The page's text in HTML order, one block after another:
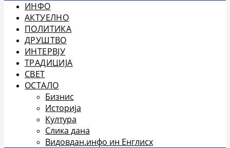
ИНФО
АКТУЕЛНО
ПОЛИТИКА
ДРУШТВО
ИНТЕРВЈУ
ТРАДИЦИЈА
СВЕТ
ОСТАЛО
Бизнис
Историја
Култура
Слика дана
Видовдан.инфо ин Енглисх